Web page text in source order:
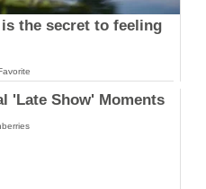
the secret to feeling
'Late Show' Moments